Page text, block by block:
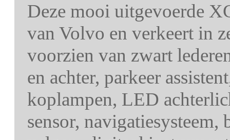
Deze mooi uitgevoerde
van Volvo en verkeert in
voorzien van zwart
en achter, parkeer
koplampen, LED
sensor,